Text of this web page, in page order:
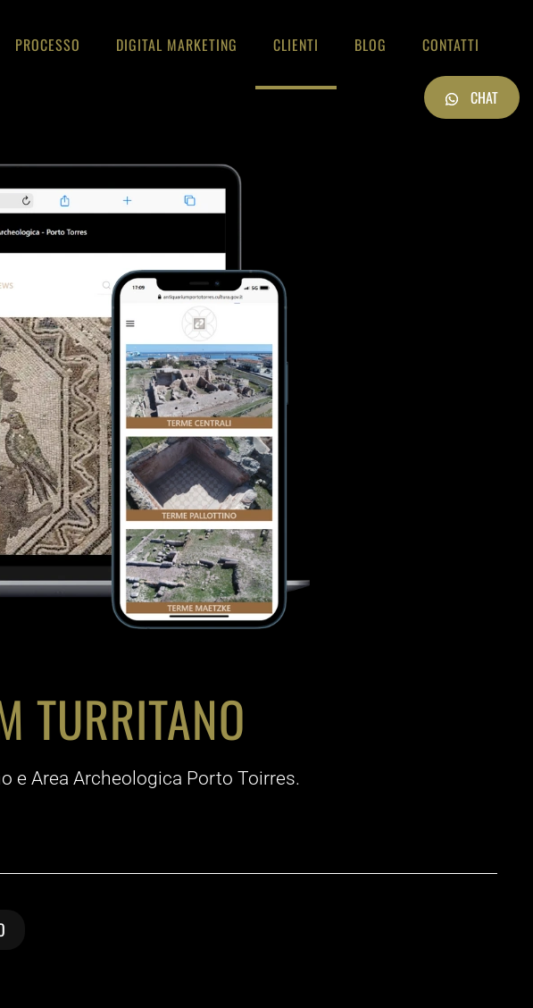
PROCESSO DIGITAL MARKETING CLIENTI BLOG CONTATTI
CHAT
TURRITANO
e Area Archeologica Porto Toirres.